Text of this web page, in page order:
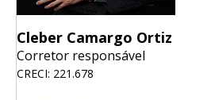
Cleber Camargo Ortiz
Corretor responsável
CRECI: 221.678